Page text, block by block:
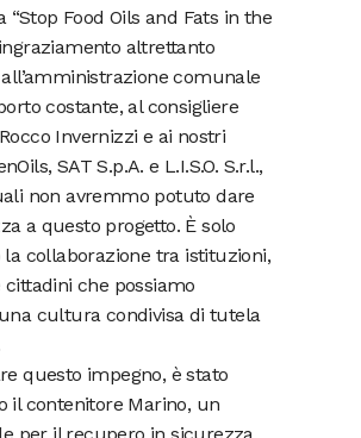
“Stop Food Oils and Fats in the
altrettanto
comunale
costante, al consigliere
Invernizzi e ai nostri
SAT S.p.A. e L.I.S.O. S.r.l.,
non avremmo potuto dare
a questo progetto. È solo
la collaborazione tra istituzioni,
cittadini che possiamo
cultura condivisa di tutela
questo impegno, è stato
il contenitore Marino, un